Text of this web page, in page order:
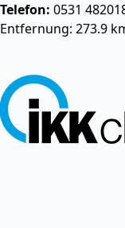
Telefon: 0531
Entfernung: 273.9